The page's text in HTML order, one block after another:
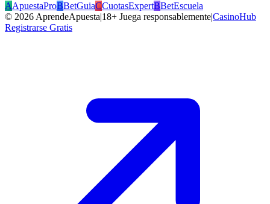
AApuestaProBBetGuiaCCuotasExpertBBetEscuela
© 2026 AprendeApuesta|18+ Juega responsablemente|CasinoHub
Registrarse Gratis